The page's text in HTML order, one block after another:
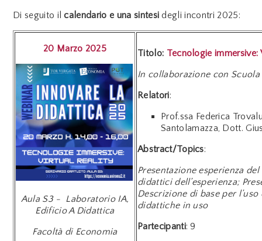
Di seguito ilcalendario e una sintesidegli incontri 2025:
20 Marzo 2025
Aula S3 - Laboratorio IA,
Edificio A Didattica
Facoltà di Economia
Titolo: Tecnologie immersive:
In collaborazione con
Relatori:
Prof.ssa Federica
Santolamazza, Dott.
Abstract/Topics:
Presentazione esperienza
didattici dell’esperienza;
Descrizione di base per
didattiche in uso
Partecipanti: 9